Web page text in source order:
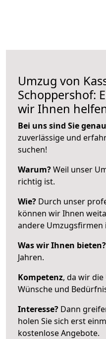
Umzug von
Schoppershof:
wir Ihnen
Bei uns sind Sie
zuverlässige und
suchen!
Warum?Weil unser
richtig ist.
Wie? Durch unser
können wir Ihnen
andere Umzugsfirmen
Was wir Ihnen bieten?
Jahren.
Kompetenz, da wir
Wünsche und
Interesse? Dann
holen Sie sich erst
kostenlose Angebote.